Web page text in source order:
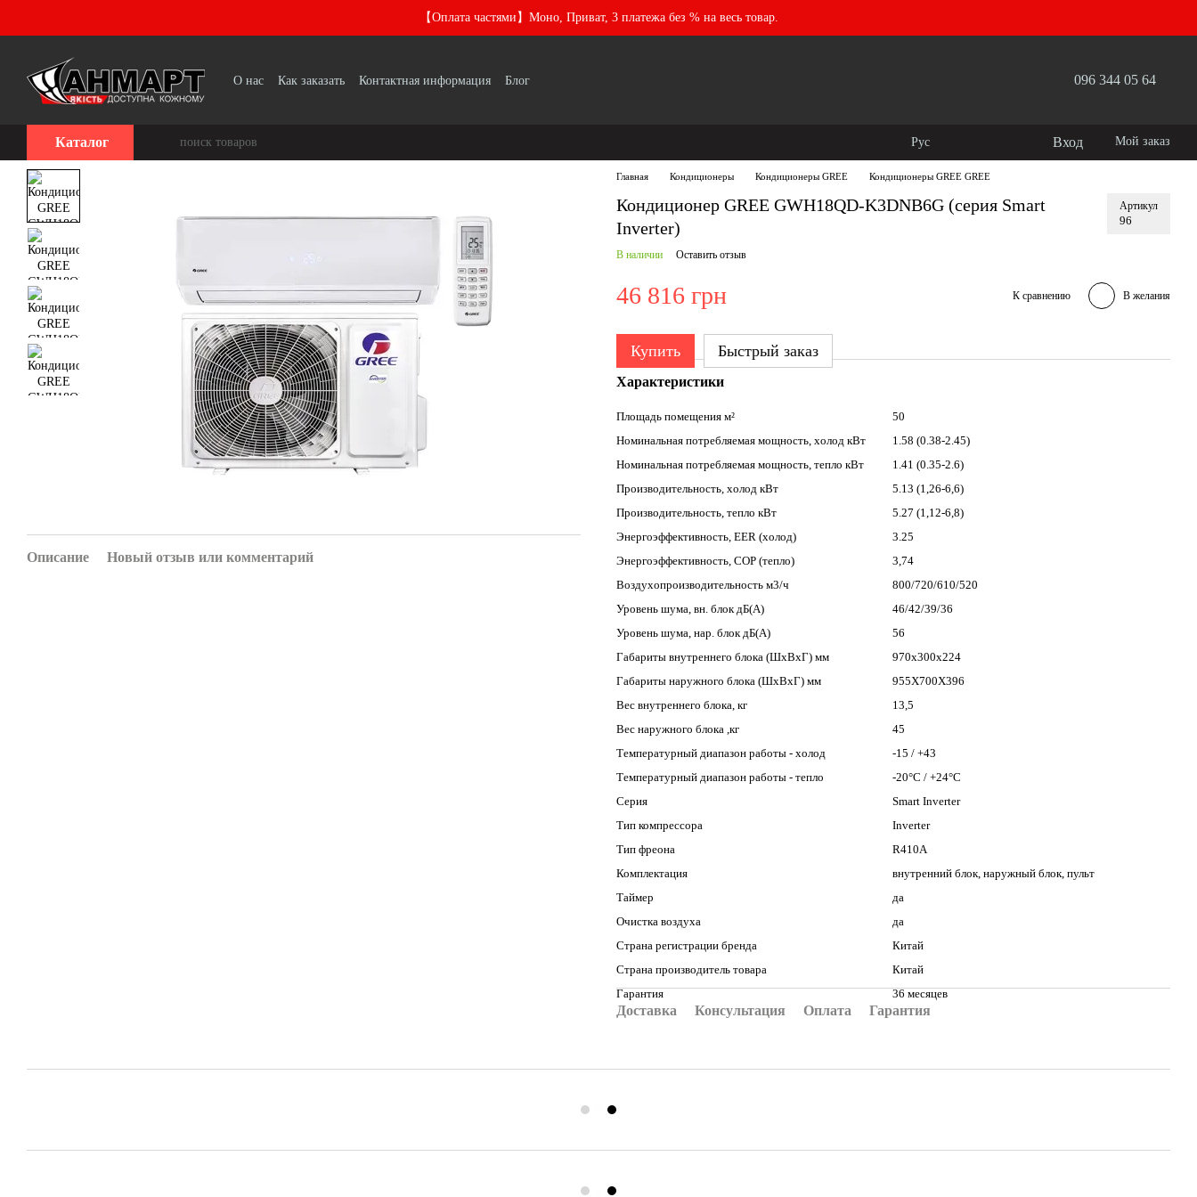
【Оплата частями】Моно, Приват, 3 платежа без % на весь товар.
О нас Как заказать Контактная информация Блог 096 344 05 64
Каталог Рус Вход Мой заказ
Описание Новый отзыв или комментарий
Главная Кондиционеры Кондиционеры GREE Кондиционеры GREE GREE
Кондиционер GREE GWH18QD-K3DNB6G (серия Smart
Inverter)
Артикул
96
В наличии Оставить отзыв
46 816 грн К сравнению В желания
Купить Быстрый заказ
Характеристики
Площадь помещения м²
50
Номинальная потребляемая мощность, холод кВт
1.58 (0.38-2.45)
Номинальная потребляемая мощность, тепло кВт
1.41 (0.35-2.6)
Производительность, холод кВт
5.13 (1,26-6,6)
Производительность, тепло кВт
5.27 (1,12-6,8)
Энергоэффективность, EER (холод)
3.25
Энергоэффективность, COP (тепло)
3,74
Воздухопроизводительность м3/ч
800/720/610/520
Уровень шума, вн. блок дБ(А)
46/42/39/36
Уровень шума, нар. блок дБ(А)
56
Габариты внутреннего блока (ШхВхГ) мм
970x300x224
Габариты наружного блока (ШхВхГ) мм
955Х700Х396
Вес внутреннего блока, кг
13,5
Вес наружного блока ,кг
45
Температурный диапазон работы - холод
-15 / +43
Температурный диапазон работы - тепло
-20°C / +24°C
Серия
Smart Inverter
Тип компрессора
Inverter
Тип фреона
R410A
Комплектация
внутренний блок, наружный блок, пульт
Таймер
да
Очистка воздуха
да
Страна регистрации бренда
Китай
Страна производитель товара
Китай
Гарантия
36 месяцев
Доставка Консультация Оплата Гарантия